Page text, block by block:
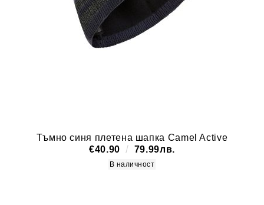
Тъмно синя плетена шапка Camel Active
€40.90
79.99лв.
В наличност